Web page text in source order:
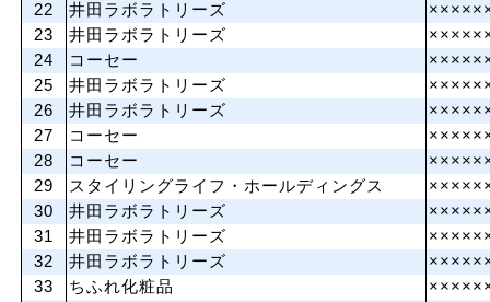
22
井田ラボラトリーズ
23
井田ラボラトリーズ
24
コーセー
25
井田ラボラトリーズ
26
井田ラボラトリーズ
27
コーセー
28
コーセー
29
スタイリングライフ・ホールディングス
30
井田ラボラトリーズ
31
井田ラボラトリーズ
32
井田ラボラトリーズ
33
ちふれ化粧品